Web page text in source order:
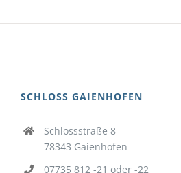
SCHLOSS GAIENHOFEN
Schlossstraße 8
78343 Gaienhofen
07735 812 -21 oder -22